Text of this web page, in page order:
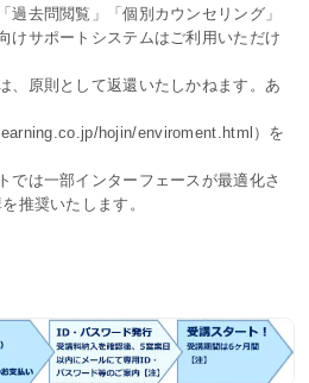
去問閲覧」「個別カウンセリング」
けサポートシステムはご利用いただけ
、原則として返還いたしかねます。あ
hojin/enviroment.html ）を
では一部インターフェースが最適化さ
推奨いたします。